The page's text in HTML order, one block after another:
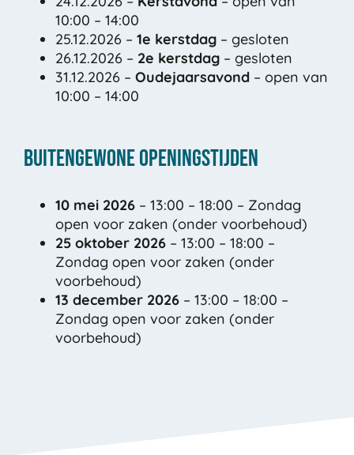
10:00 – 14:00
25.12.2026 – 1e kerstdag– gesloten
26.12.2026 – 2e kerstdag– gesloten
31.12.2026 – Oudejaarsavond– open van
10:00 – 14:00
Buitengewone openingstijden
10 mei 2026– 13:00 – 18:00 – Zondag
open voor zaken (onder voorbehoud)
25 oktober 2026– 13:00 – 18:00 –
Zondag open voor zaken (onder
voorbehoud)
13 december 2026– 13:00 – 18:00 –
Zondag open voor zaken (onder
voorbehoud)